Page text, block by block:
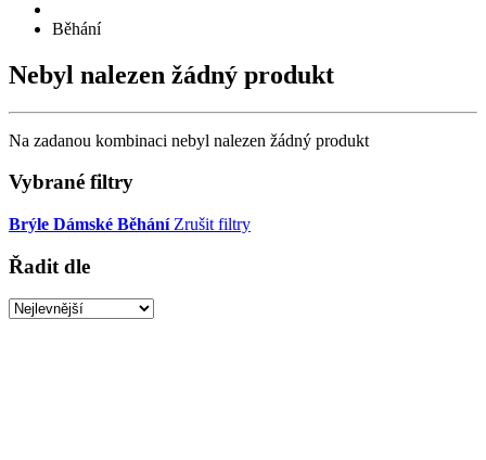
Běhání
Nebyl nalezen žádný produkt
Na zadanou kombinaci nebyl nalezen žádný produkt
Vybrané filtry
Brýle Dámské Běhání Zrušit filtry
Řadit dle